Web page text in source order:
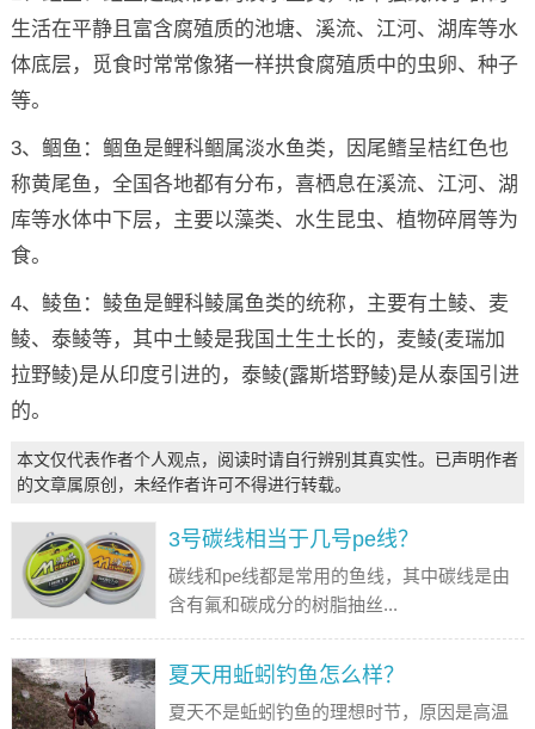
生活在平静且富含腐殖质的池塘、溪流、江河、湖库等水
体底层，觅食时常常像猪一样拱食腐殖质中的虫卵、种子
等。
3、鲴鱼：鲴鱼是鲤科鲴属淡水鱼类，因尾鳍呈桔红色也
称黄尾鱼，全国各地都有分布，喜栖息在溪流、江河、湖
库等水体中下层，主要以藻类、水生昆虫、植物碎屑等为
食。
4、鲮鱼：鲮鱼是鲤科鲮属鱼类的统称，主要有土鲮、麦
鲮、泰鲮等，其中土鲮是我国土生土长的，麦鲮(麦瑞加
拉野鲮)是从印度引进的，泰鲮(露斯塔野鲮)是从泰国引进
的。
本文仅代表作者个人观点，阅读时请自行辨别其真实性。已声明作者
的文章属原创，未经作者许可不得进行转载。
3号碳线相当于几号pe线？
碳线和pe线都是常用的鱼线，其中碳线是由
含有氟和碳成分的树脂抽丝...
夏天用蚯蚓钓鱼怎么样？
夏天不是蚯蚓钓鱼的理想时节，原因是高温